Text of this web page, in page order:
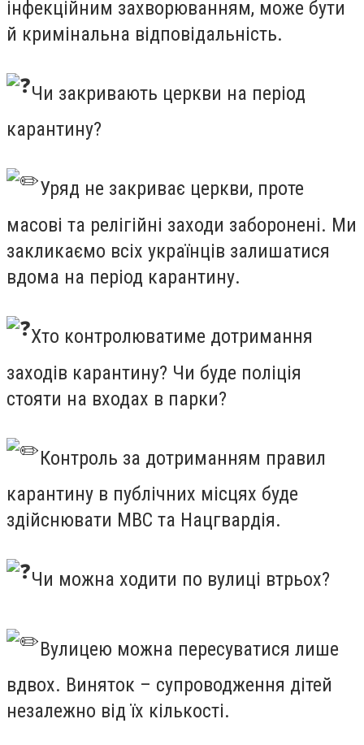
інфекційним захворюванням, може бути
й кримінальна відповідальність.
Чи закривають церкви на період
карантину?
Уряд не закриває церкви, проте
масові та релігійні заходи заборонені. Ми
закликаємо всіх українців залишатися
вдома на період карантину.
Хто контролюватиме дотримання
заходів карантину? Чи буде поліція
стояти на входах в парки?
Контроль за дотриманням правил
карантину в публічних місцях буде
здійснювати МВС та Нацгвардія.
Чи можна ходити по вулиці втрьох?
Вулицею можна пересуватися лише
вдвох. Виняток – супроводження дітей
незалежно від їх кількості.